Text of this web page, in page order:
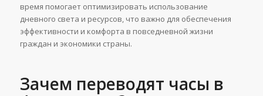
время помогает оптимизировать использование
дневного света и ресурсов, что важно для обеспечения
эффективности и комфорта в повседневной жизни
граждан и экономики страны.
Зачем переводят часы в